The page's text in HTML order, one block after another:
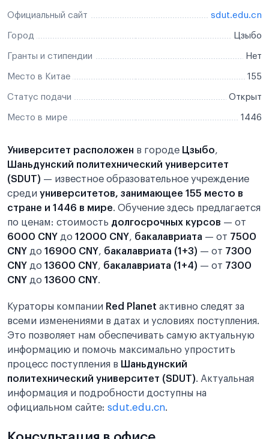
Официальный сайт sdut.edu.cn
Город Цзыбо
Гранты и стипендии Нет
Место в Китае 155
Статус подачи Открыт
Место в мире 1446
Университет расположен в городе Цзыбо,
Шаньдунский политехнический университет
(SDUT) — известное образовательное учреждение
среди университетов, занимающее 155 место в
стране и 1446 в мире. Обучение здесь предлагается
по ценам: стоимость долгосрочных курсов — от
6000 CNY до 12000 CNY, бакалавриата — от 7500
CNY до 16900 CNY, бакалавриата (1+3) — от 7300
CNY до 13600 CNY, бакалавриата (1+4) — от 7300
CNY до 13600 CNY.
Кураторы компании Red Planet активно следят за
всеми изменениями в датах и условиях поступления.
Это позволяет нам обеспечивать самую актуальную
информацию и помочь максимально упростить
процесс поступления в Шаньдунский
политехнический университет (SDUT). Актуальная
информация и подробности доступны на
официальном сайте: sdut.edu.cn.